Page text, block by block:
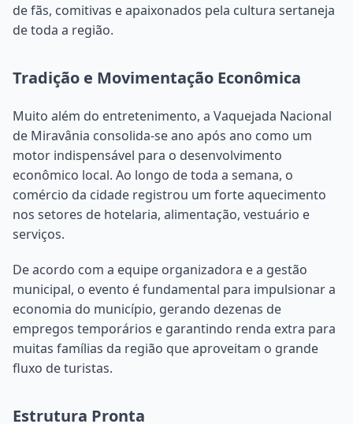
de fãs, comitivas e apaixonados pela cultura sertaneja
de toda a região.
Tradição e Movimentação Econômica
Muito além do entretenimento, a Vaquejada Nacional
de Miravânia consolida-se ano após ano como um
motor indispensável para o desenvolvimento
econômico local. Ao longo de toda a semana, o
comércio da cidade registrou um forte aquecimento
nos setores de hotelaria, alimentação, vestuário e
serviços.
De acordo com a equipe organizadora e a gestão
municipal, o evento é fundamental para impulsionar a
economia do município, gerando dezenas de
empregos temporários e garantindo renda extra para
muitas famílias da região que aproveitam o grande
fluxo de turistas.
Estrutura Pronta